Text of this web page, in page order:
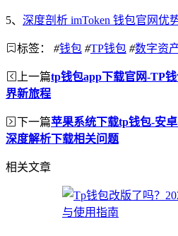
5、 深度剖析 imToken 钱包官网优
标签： #钱包 #TP钱包 #数字资
上一篇tp钱包app下载官网-TP
界新旅程
下一篇苹果系统下载tp钱包-安
深度解析下载相关问题
相关文章